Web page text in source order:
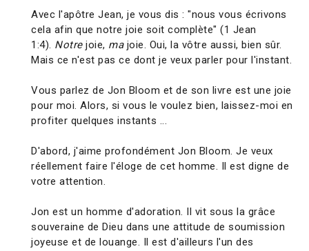
Avec l'apôtre Jean, je vous dis : "nous vous écrivons
cela afin que notre joie soit complète" (1 Jean
1:4). Notre joie, majoie. Oui, la vôtre aussi, bien sûr.
Mais ce n'est pas ce dont je veux parler pour l'instant.
Vous parlez de Jon Bloom et de son livre est une joie
pour moi. Alors, si vous le voulez bien, laissez-moi en
profiter quelques instants ...
D'abord, j'aime profondément Jon Bloom. Je veux
réellement faire l'éloge de cet homme. Il est digne de
votre attention.
Jon est un homme d'adoration. Il vit sous la grâce
souveraine de Dieu dans une attitude de soumission
joyeuse et de louange. Il est d'ailleurs l'un des